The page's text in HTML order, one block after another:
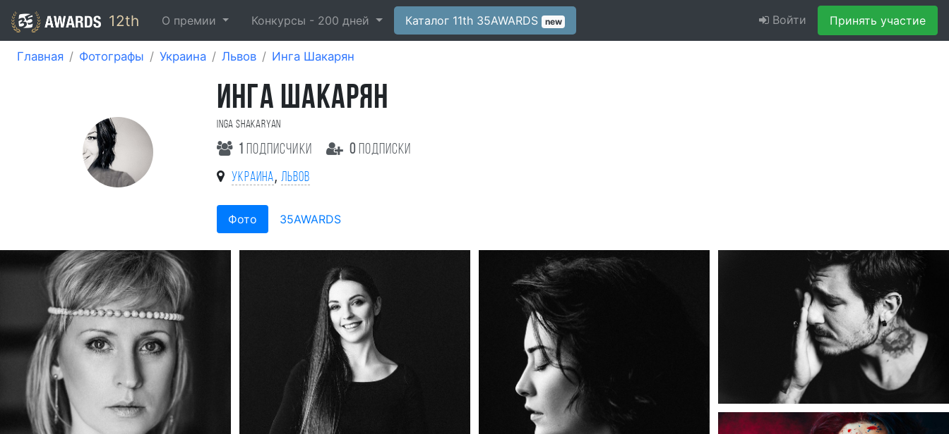
12th О премии Конкурсы - 200 дней Каталог 11th 35AWARDS new Войти Принять участие
Главная Фотографы Украина Львов Инга Шакарян
ИНГА ШАКАРЯН
Inga Shakaryan
1 подписчики 0 подписки
Украина, Львов
Фото 35AWARDS